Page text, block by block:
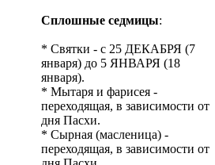
Сплошные седмицы:
* Святки - с 25 ДЕКАБРЯ (7
января) до 5 ЯНВАРЯ (18
января).
* Мытаря и фарисея -
переходящая, в зависимости от
дня Пасхи.
* Сырная (масленица) -
переходящая, в зависимости от